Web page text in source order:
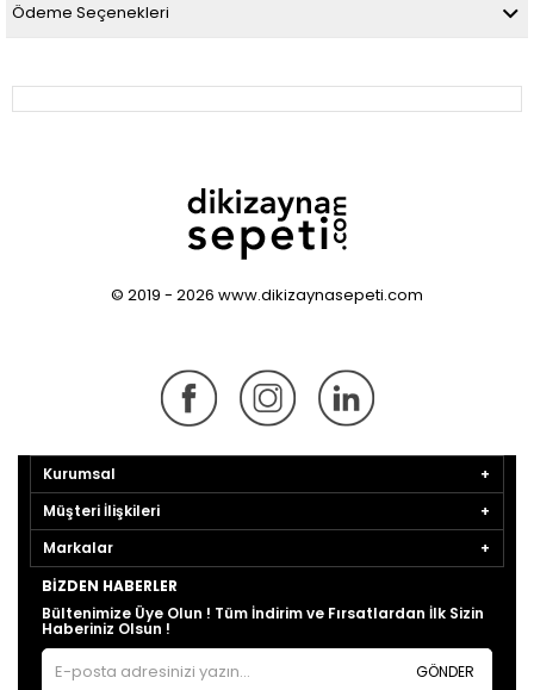
Ödeme Seçenekleri
© 2019 - 2026 www.dikizaynasepeti.com
Kurumsal
Müşteri İlişkileri
Markalar
BIZDEN HABERLER
Bültenimize Üye Olun ! Tüm İndirim ve Fırsatlardan İlk Sizin
Haberiniz Olsun !
GÖNDER